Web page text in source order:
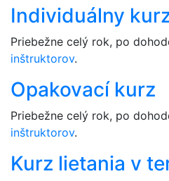
Individuálny kurz
Priebežne celý rok, po
inštruktorov.
Opakovací kurz
Priebežne celý rok, po
inštruktorov.
Kurz lietania v